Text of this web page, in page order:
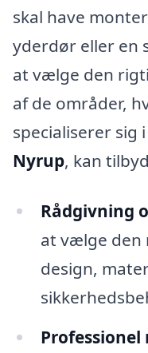
skal have
yderdør eller en
at vælge den
af de områder,
specialiserer sig i
Nyrup, kan
Rådgivning
at vælge den
design,
Professionel